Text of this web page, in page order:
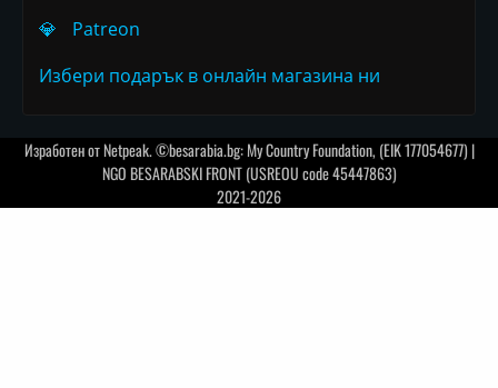
💎
Patreon
Избери подарък в онлайн магазина ни
Изработен отNetpeak. ©besarabia.bg: My Country Foundation, (EIK 177054677) |
NGO BESARABSKI FRONT (USREOU code 45447863)
2021-2026